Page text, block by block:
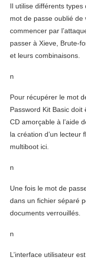
Il utilise différents types
mot de passe oublié de
commencer par
passer à Xieve, Brute-
et leurs combinaisons.
n
Pour récupérer le mot
Password Kit Basic
CD amorçable à l’aide
la création d’un lecteur
multiboot ici.
n
Une fois le mot de
dans un fichier séparé
documents verrouillés.
n
L’interface utilisateur